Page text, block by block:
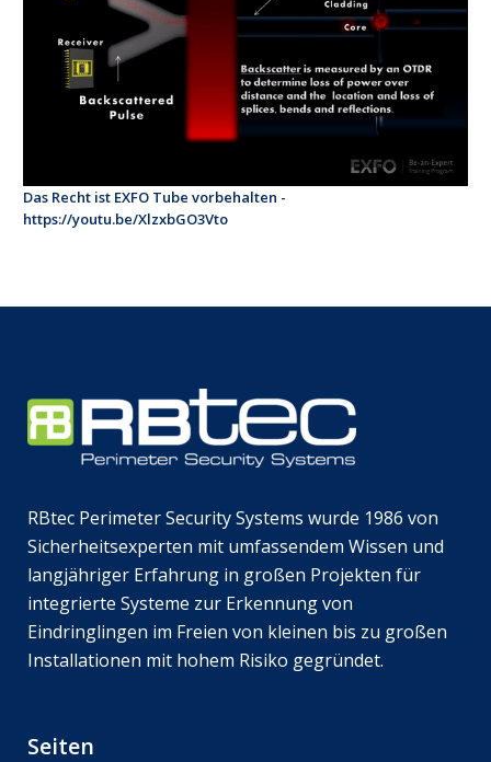
Das Recht ist EXFO Tube vorbehalten -
https://youtu.be/XlzxbGO3Vto
RBtec Perimeter Security Systems wurde 1986 von
Sicherheitsexperten mit umfassendem Wissen und
langjähriger Erfahrung in großen Projekten für
integrierte Systeme zur Erkennung von
Eindringlingen im Freien von kleinen bis zu großen
Installationen mit hohem Risiko gegründet.
Seiten